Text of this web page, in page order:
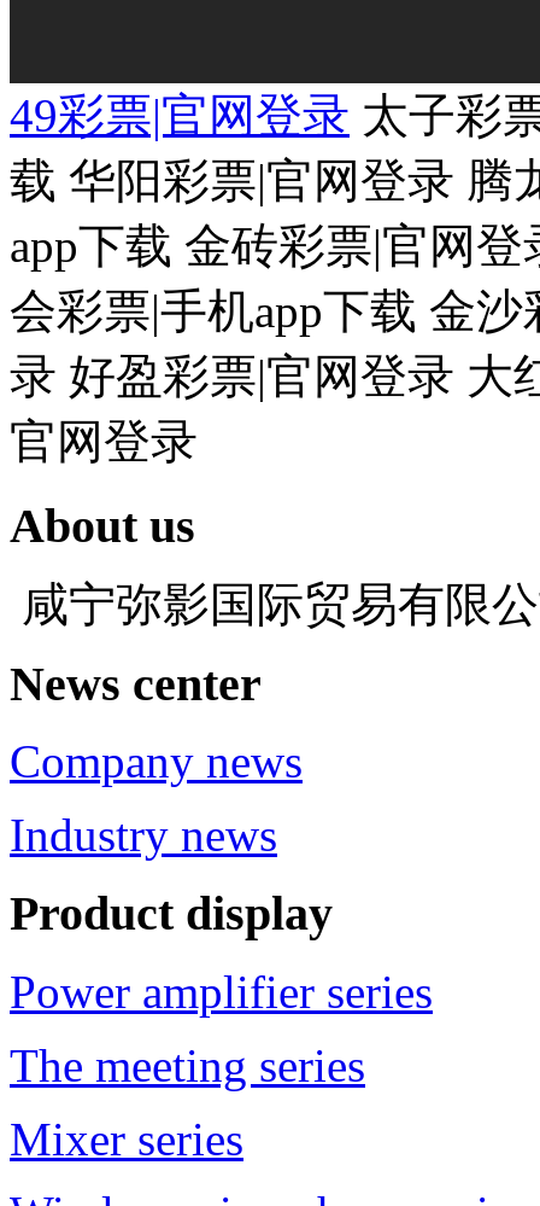
49彩票|官网登录 太子彩
载 华阳彩票|官网登录 腾
app下载 金砖彩票|官网
会彩票|手机app下载 金
录 好盈彩票|官网登录 大
官网登录
About us
咸宁弥影国际贸易有限
News center
Company news
Industry news
Product display
Power amplifier series
The meeting series
Mixer series